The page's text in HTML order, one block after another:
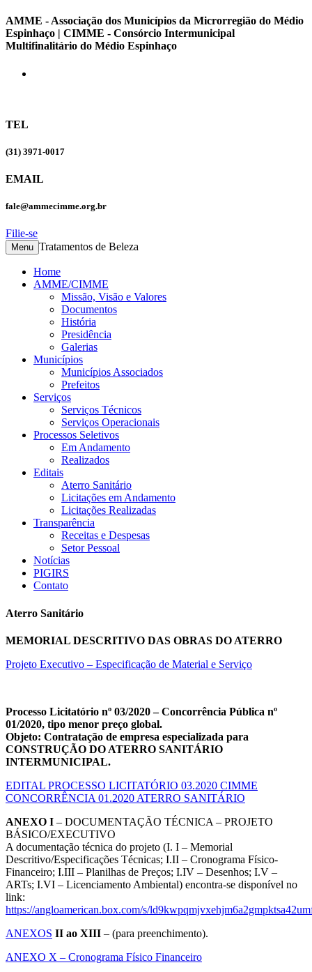
AMME - Associação dos Municípios da Microrregião do Médio
Espinhaço | CIMME - Consórcio Intermunicipal
Multifinalitário do Médio Espinhaço
TEL
(31) 3971-0017
EMAIL
fale@ammecimme.org.br
Filie-se
Menu Tratamentos de Beleza
Home
AMME/CIMME
Missão, Visão e Valores
Documentos
História
Presidência
Galerias
Municípios
Municípios Associados
Prefeitos
Serviços
Serviços Técnicos
Serviços Operacionais
Processos Seletivos
Em Andamento
Realizados
Editais
Aterro Sanitário
Licitações em Andamento
Licitações Realizadas
Transparência
Receitas e Despesas
Setor Pessoal
Notícias
PIGIRS
Contato
Aterro Sanitário
MEMORIAL DESCRITIVO DAS OBRAS DO ATERRO
Projeto Executivo – Especificação de Material e Serviço
Processo Licitatório nº 03/2020 – Concorrência Pública nº
01/2020, tipo menor preço global.
Objeto: Contratação de empresa especializada para
CONSTRUÇÃO DO ATERRO SANITÁRIO
INTERMUNICIPAL.
EDITAL PROCESSO LICITATÓRIO 03.2020 CIMME
CONCORRÊNCIA 01.2020 ATERRO SANITÁRIO
ANEXO I – DOCUMENTAÇÃO TÉCNICA – PROJETO
BÁSICO/EXECUTIVO
A documentação técnica do projeto (I. I – Memorial
Descritivo/Especificações Técnicas; I.II – Cronograma Físico-
Financeiro; I.III – Planilhas de Preços; I.IV – Desenhos; I.V –
ARTs; I.VI – Licenciamento Ambiental) encontra-se disponível no
link:
https://angloamerican.box.com/s/
ANEXOS II ao XIII – (para preenchimento).
ANEXO X – Cronograma Físico Financeiro